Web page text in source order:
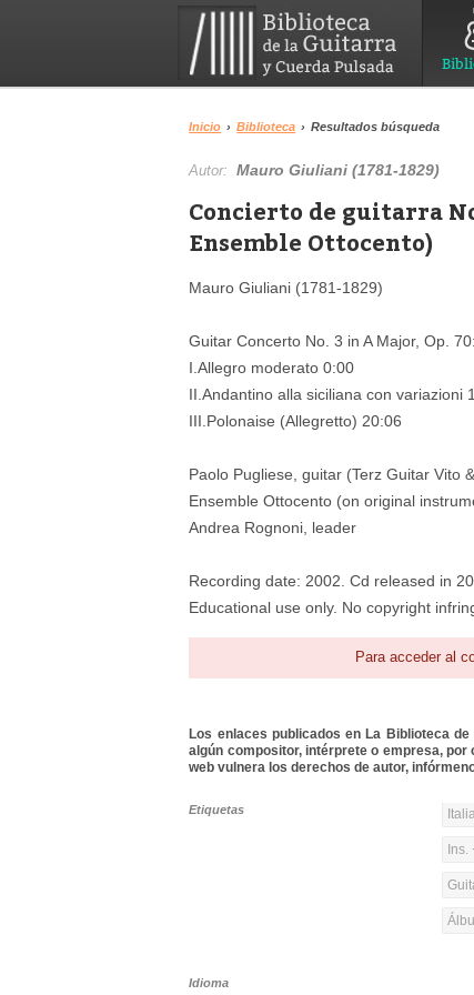
Inicio › Biblioteca › Resultados búsqueda
Autor:Mauro Giuliani (1781-1829)
Concierto de guitarra
Ensemble Ottocento)
Mauro Giuliani (1781-1829)
Guitar Concerto No. 3 in A Major, Op. 70:
I.Allegro moderato 0:00
II.Andantino alla siciliana con variazioni
III.Polonaise (Allegretto) 20:06
Paolo Pugliese, guitar (Terz Guitar Vito
Ensemble Ottocento (on original
Andrea Rognoni, leader
Recording date: 2002. Cd released in
Educational use only. No copyright
Para acceder al
Los enlaces publicados en La Biblioteca
algún compositor, intérprete o empresa,
web vulnera los derechos de autor,
Etiquetas
Idioma